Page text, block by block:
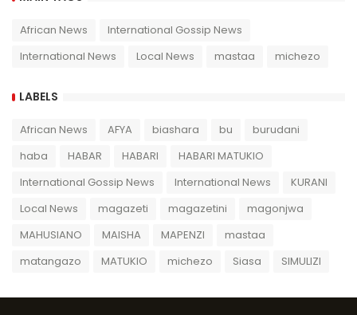
African News
International Gossip News
International News
Local News mastaa michezo
LABELS
African News AFYA biashara bu
burudani
haba
HABAR HABARI
HABARI MATUKIO
International Gossip News
International News
KURANI
Local News
magazeti magazetini
magonjwa
MAHUSIANO
MAISHA MAPENZI
mastaa
matangazo
MATUKIO michezo Siasa SIMULIZI